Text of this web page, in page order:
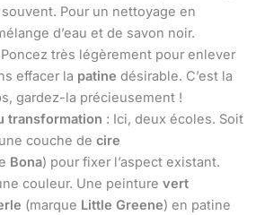
Pour un nettoyage en
d’eau et de savon noir.
très légèrement pour enlever
effacer la patine désirable. C’est la
gardez-la précieusement !
transformation : Ici, deux écoles. Soit
couche de cire
Bona) pour fixer l’aspect existant.
couleur. Une peinture vert
(marque Little Greene) en patine